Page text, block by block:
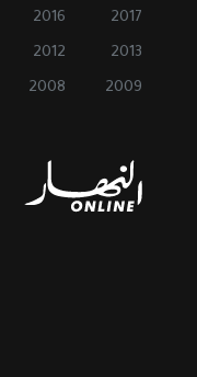
2017
2016
2013
2012
2009
2008